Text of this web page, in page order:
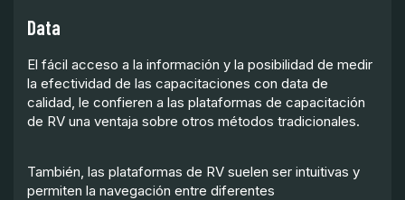
Data
El fácil acceso a la información y la posibilidad de medir
la efectividad de las capacitaciones con data de
calidad, le confieren a las plataformas de capacitación
de RV una ventaja sobre otros métodos tradicionales.
También, las plataformas de RV suelen ser intuitivas y
permiten la navegación entre diferentes